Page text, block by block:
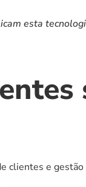
esta
clientes e